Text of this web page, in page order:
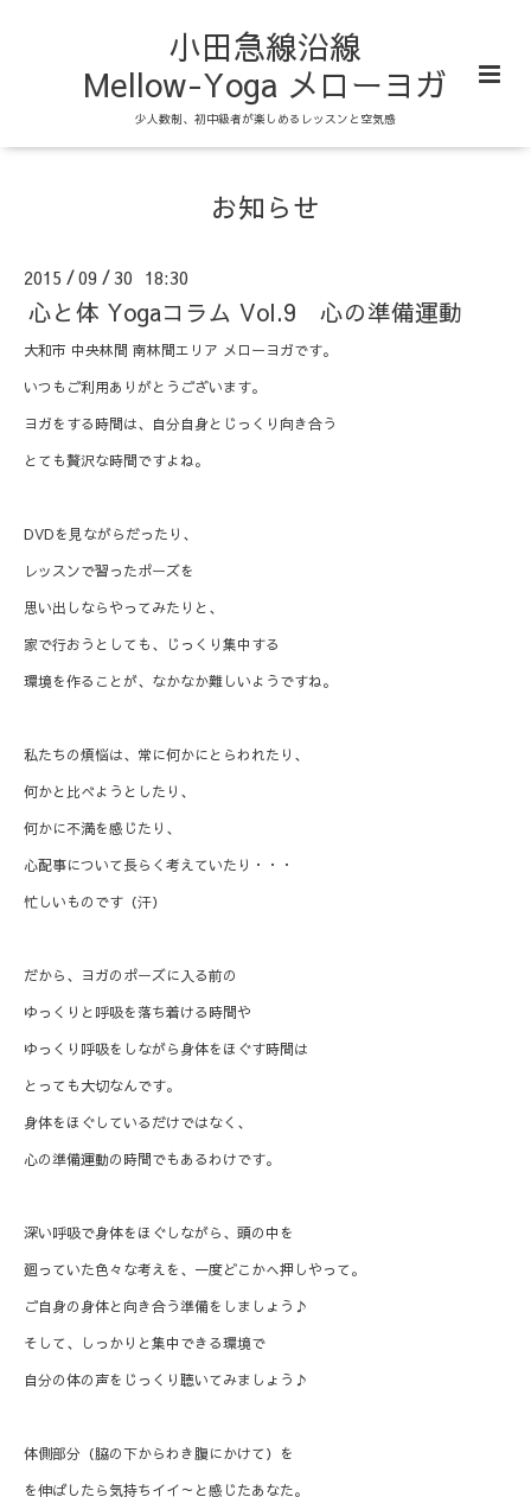
小田急線沿線
Mellow-Yoga メローヨガ
少人数制、初中級者が楽しめるレッスンと空気感
お知らせ
2015 /09 /30 18:30
心と体 Yogaコラム Vol.9 心の準備運動
大和市 中央林間 南林間エリア メローヨガです。
いつもご利用ありがとうございます。
ヨガをする時間は、自分自身とじっくり向き合う
とても贅沢な時間ですよね。
DVDを見ながらだったり、
レッスンで習ったポーズを
思い出しならやってみたりと、
家で行おうとしても、じっくり集中する
環境を作ることが、なかなか難しいようですね。
私たちの煩悩は、常に何かにとらわれたり、
何かと比べようとしたり、
何かに不満を感じたり、
心配事について長らく考えていたり・・・
忙しいものです（汗）
だから、ヨガのポーズに入る前の
ゆっくりと呼吸を落ち着ける時間や
ゆっくり呼吸をしながら身体をほぐす時間は
とっても大切なんです。
身体をほぐしているだけではなく、
心の準備運動の時間でもあるわけです。
深い呼吸で身体をほぐしながら、頭の中を
廻っていた色々な考えを、一度どこかへ押しやって。
ご自身の身体と向き合う準備をしましょう♪
そして、しっかりと集中できる環境で
自分の体の声をじっくり聴いてみましょう♪
体側部分（脇の下からわき腹にかけて）を
を伸ばしたら気持ちイイ～と感じたあなた。